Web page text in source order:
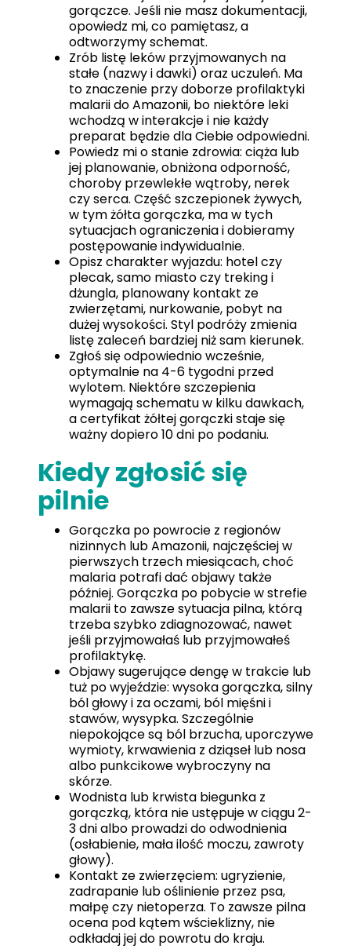
gorączce. Jeśli nie masz dokumentacji,
opowiedz mi, co pamiętasz, a
odtworzymy schemat.
Zrób listę leków przyjmowanych na
stałe (nazwy i dawki) oraz uczuleń. Ma
to znaczenie przy doborze profilaktyki
malarii do Amazonii, bo niektóre leki
wchodzą w interakcje i nie każdy
preparat będzie dla Ciebie odpowiedni.
Powiedz mi o stanie zdrowia: ciąża lub
jej planowanie, obniżona odporność,
choroby przewlekłe wątroby, nerek
czy serca. Część szczepionek żywych,
w tym żółta gorączka, ma w tych
sytuacjach ograniczenia i dobieramy
postępowanie indywidualnie.
Opisz charakter wyjazdu: hotel czy
plecak, samo miasto czy treking i
dżungla, planowany kontakt ze
zwierzętami, nurkowanie, pobyt na
dużej wysokości. Styl podróży zmienia
listę zaleceń bardziej niż sam kierunek.
Zgłoś się odpowiednio wcześnie,
optymalnie na 4-6 tygodni przed
wylotem. Niektóre szczepienia
wymagają schematu w kilku dawkach,
a certyfikat żółtej gorączki staje się
ważny dopiero 10 dni po podaniu.
Kiedy zgłosić się
pilnie
Gorączka po powrocie z regionów
nizinnych lub Amazonii, najczęściej w
pierwszych trzech miesiącach, choć
malaria potrafi dać objawy także
później. Gorączka po pobycie w strefie
malarii to zawsze sytuacja pilna, którą
trzeba szybko zdiagnozować, nawet
jeśli przyjmowałaś lub przyjmowałeś
profilaktykę.
Objawy sugerujące dengę w trakcie lub
tuż po wyjeździe: wysoka gorączka, silny
ból głowy i za oczami, ból mięśni i
stawów, wysypka. Szczególnie
niepokojące są ból brzucha, uporczywe
wymioty, krwawienia z dziąseł lub nosa
albo punkcikowe wybroczyny na
skórze.
Wodnista lub krwista biegunka z
gorączką, która nie ustępuje w ciągu 2-
3 dni albo prowadzi do odwodnienia
(osłabienie, mała ilość moczu, zawroty
głowy).
Kontakt ze zwierzęciem: ugryzienie,
zadrapanie lub oślinienie przez psa,
małpę czy nietoperza. To zawsze pilna
ocena pod kątem wścieklizny, nie
odkładaj jej do powrotu do kraju.